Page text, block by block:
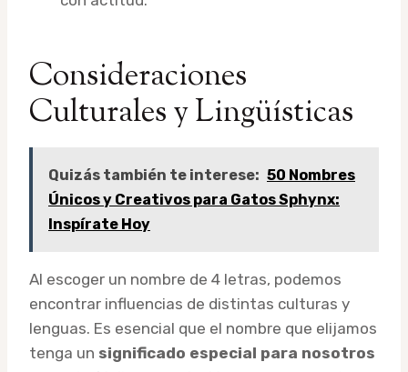
Consideraciones
Culturales y Lingüísticas
Quizás también te interese: 50 Nombres
Únicos y Creativos para Gatos Sphynx:
Inspírate Hoy
Al escoger un nombre de 4 letras, podemos
encontrar influencias de distintas culturas y
lenguas. Es esencial que el nombre que elijamos
tenga un significado especial para nosotros